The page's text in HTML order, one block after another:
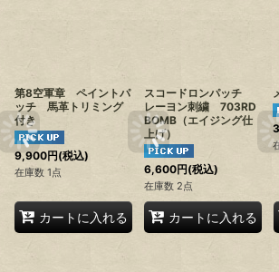
第8空軍章 ペイントパ
ッチ 馬革トリミング
付き
9,900円(税込)
在庫数 1点
カートに入れる
スコードロンパッチ
レーヨン刺繍 703RD
BOMB（エイジング仕
上げ）
6,600円(税込)
在庫数 2点
カートに入れる